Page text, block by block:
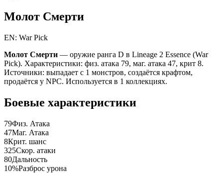
Молот Смерти
EN: War Pick
Молот Смерти — оружие ранга D в Lineage 2 Essence (War
Pick). Характеристики: физ. атака 79, маг. атака 47, крит 8.
Источники: выпадает с 1 монстров, создаётся крафтом,
продаётся у NPC. Используется в 1 коллекциях.
Боевые характеристики
79Физ. Атака
47Маг. Атака
8Крит. шанс
325Скор. атаки
80Дальность
10%Разброс урона